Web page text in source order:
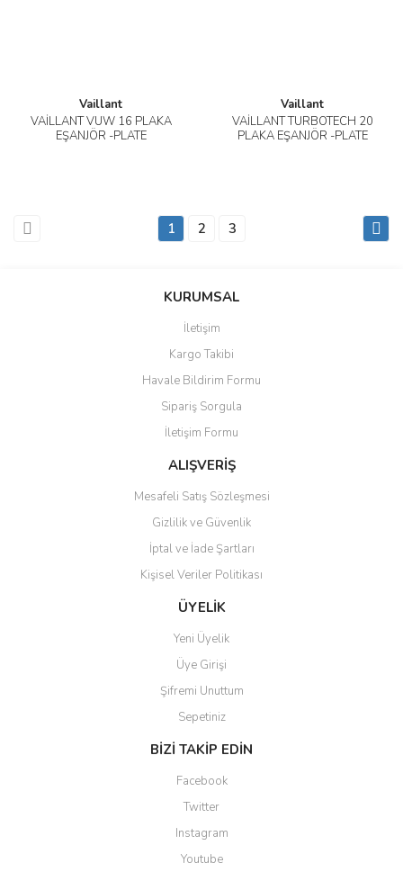
Vaillant
VAİLLANT VUW 16 PLAKA
EŞANJÖR -PLATE
Vaillant
VAİLLANT TURBOTECH 20
PLAKA EŞANJÖR -PLATE
1 2 3
KURUMSAL
İletişim
Kargo Takibi
Havale Bildirim Formu
Sipariş Sorgula
İletişim Formu
ALIŞVERİŞ
Mesafeli Satış Sözleşmesi
Gizlilik ve Güvenlik
İptal ve İade Şartları
Kişisel Veriler Politikası
ÜYELİK
Yeni Üyelik
Üye Girişi
Şifremi Unuttum
Sepetiniz
BİZİ TAKİP EDİN
Facebook
Twitter
Instagram
Youtube